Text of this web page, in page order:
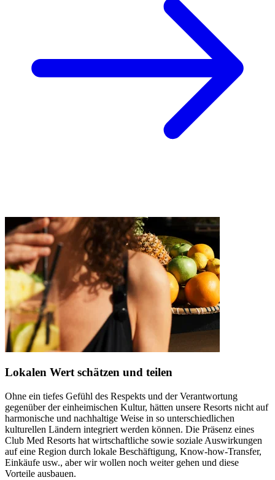
Lokalen Wert schätzen und teilen
Ohne ein tiefes Gefühl des Respekts und der Verantwortung
gegenüber der einheimischen Kultur, hätten unsere Resorts nicht auf
harmonische und nachhaltige Weise in so unterschiedlichen
kulturellen Ländern integriert werden können. Die Präsenz eines
Club Med Resorts hat wirtschaftliche sowie soziale Auswirkungen
auf eine Region durch lokale Beschäftigung, Know-how-Transfer,
Einkäufe usw., aber wir wollen noch weiter gehen und diese
Vorteile ausbauen.